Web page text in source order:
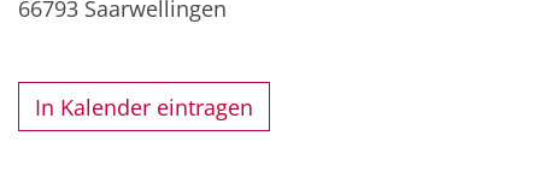
66793 Saarwellingen
In Kalender eintragen